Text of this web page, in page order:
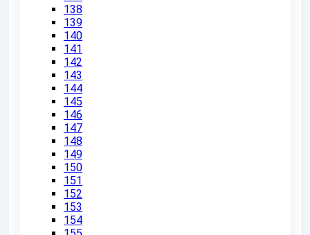
138
139
140
141
142
143
144
145
146
147
148
149
150
151
152
153
154